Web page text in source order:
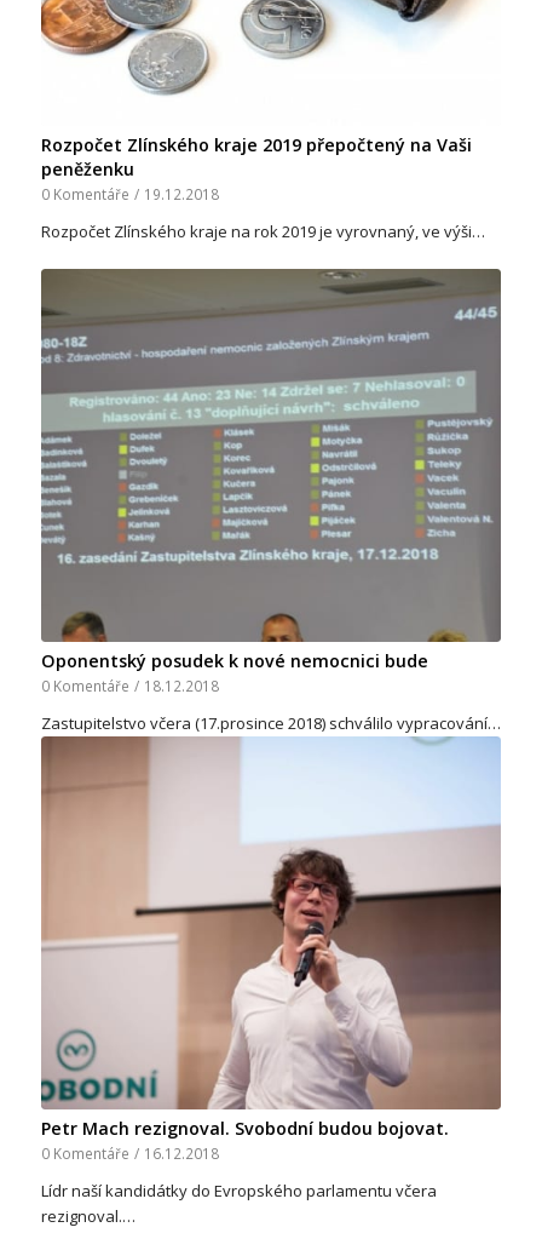
Rozpočet Zlínského kraje 2019 přepočtený na Vaši
peněženku
0 Komentáře / 19.12.2018
Rozpočet Zlínského kraje na rok 2019 je vyrovnaný, ve výši…
Oponentský posudek k nové nemocnici bude
0 Komentáře / 18.12.2018
Zastupitelstvo včera (17.prosince 2018) schválilo vypracování…
Petr Mach rezignoval. Svobodní budou bojovat.
0 Komentáře / 16.12.2018
Lídr naší kandidátky do Evropského parlamentu včera
rezignoval.…